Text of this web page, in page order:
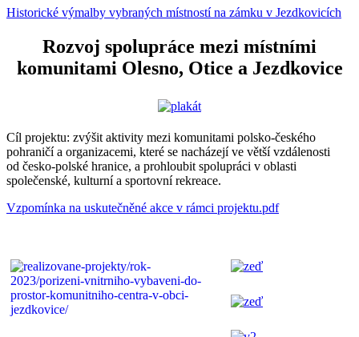
Historické výmalby vybraných místností na zámku v Jezdkovicích
Rozvoj spolupráce mezi místními
komunitami Olesno, Otice a Jezdkovice
Cíl projektu: zvýšit aktivity mezi komunitami polsko-českého
pohraničí a organizacemi, které se nacházejí ve větší vzdálenosti
od česko-polské hranice, a prohloubit spolupráci v oblasti
společenské, kulturní a sportovní rekreace.
Vzpomínka na uskutečněné akce v rámci projektu.pdf